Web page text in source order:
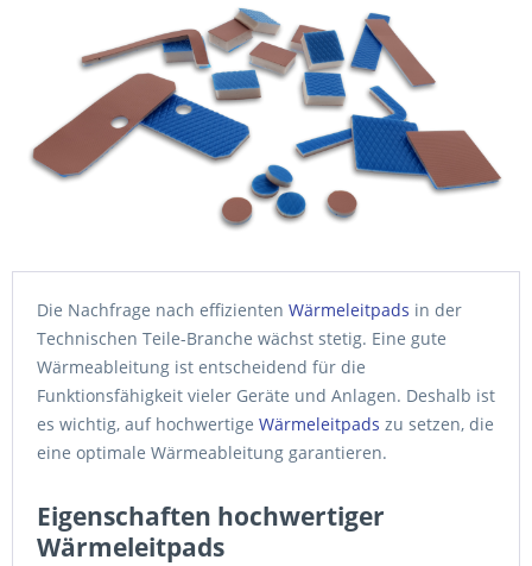
Die Nachfrage nach effizienten Wärmeleitpads in der
Technischen Teile-Branche wächst stetig. Eine gute
Wärmeableitung ist entscheidend für die
Funktionsfähigkeit vieler Geräte und Anlagen. Deshalb ist
es wichtig, auf hochwertige Wärmeleitpads zu setzen, die
eine optimale Wärmeableitung garantieren.
Eigenschaften hochwertiger
Wärmeleitpads